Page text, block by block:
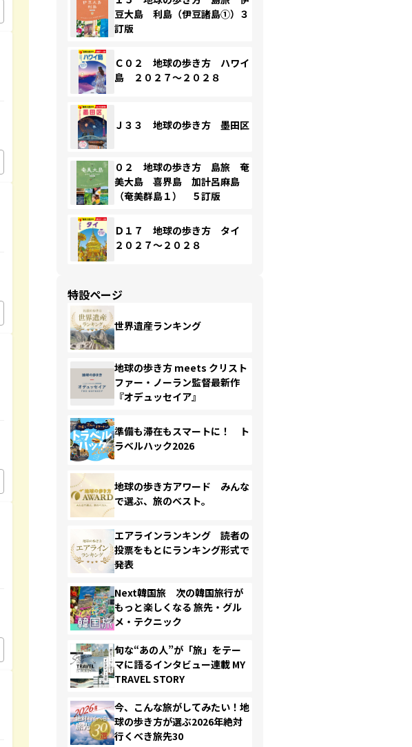
豆大島 利島（伊豆諸島①）３
訂版
Ｃ０２ 地球の歩き方 ハワイ
島 ２０２７～２０２８
Ｊ３３ 地球の歩き方 墨田区
０２ 地球の歩き方 島旅 奄
美大島 喜界島 加計呂麻島
（奄美群島１） ５訂版
Ｄ１７ 地球の歩き方 タイ
２０２７～２０２８
特設ページ
世界遺産ランキング
地球の歩き方 meets クリスト
ファー・ノーラン監督最新作
『オデュッセイア』
準備も滞在もスマートに！ ト
ラベルハック2026
地球の歩き方アワード みんな
で選ぶ、旅のベスト。
エアラインランキング 読者の
投票をもとにランキング形式で
発表
Next韓国旅 次の韓国旅行が
もっと楽しくなる 旅先・グル
メ・テクニック
旬な“あの人”が「旅」をテー
マに語るインタビュー連載 MY
TRAVEL STORY
今、こんな旅がしてみたい！地
球の歩き方が選ぶ2026年絶対
行くべき旅先30